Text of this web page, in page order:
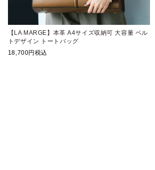
【LA MARGE】本革 A4サイズ収納可 大容量 ベル
トデザイン トートバッグ
18,700 税込